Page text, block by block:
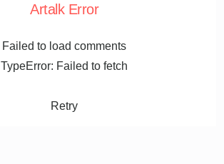
Artalk Error
Failed to load comments
TypeError: Failed to fetch
Retry